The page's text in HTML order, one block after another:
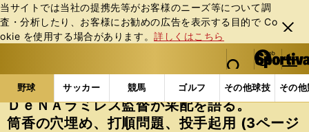
当サイトでは当社の提携先等がお客様のニーズ等について調
査・分析したり、お客様にお勧めの広告を表⽰する⽬的で Co
okie を使⽤する場合があります。詳しくはこちら
閉じ
る
web Sportiva (webスポルティーバ)
検索
マイペ
ー
ジ
メニュ
野球 サッカー 競馬 ゴルフ その他球技 その
b
ス
ポ
ル
野球の記事一覧 プロ野球 ＤｅＮＡラミレス監督が
ＤｅＮＡラミレス監督が采配を語る。
筒香の穴埋め、打順問題、投手起用 (3ページ